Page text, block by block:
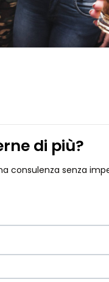
di più?
consulenza senza